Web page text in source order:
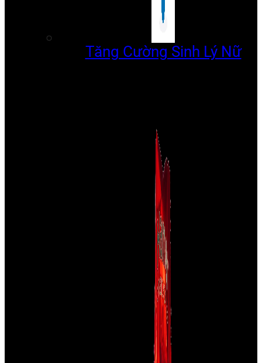
Tăng Cường Sinh Lý Nữ